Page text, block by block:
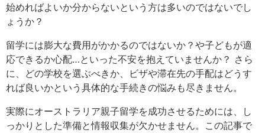
始めればよいか分からないという方は多いのではないでし
ょうか？
留学には膨大な費用がかかるのではないか？や子どもが適
応できるか心配…といった不安を抱えていませんか？ さら
に、どの学校を選ぶべきか、ビザや滞在先の手配はどうす
れば良いかという具体的な手続きの悩みも尽きません。
実際にオーストラリア親子留学を成功させるためには、し
っかりとした準備と情報収集が欠かせません。この記事で